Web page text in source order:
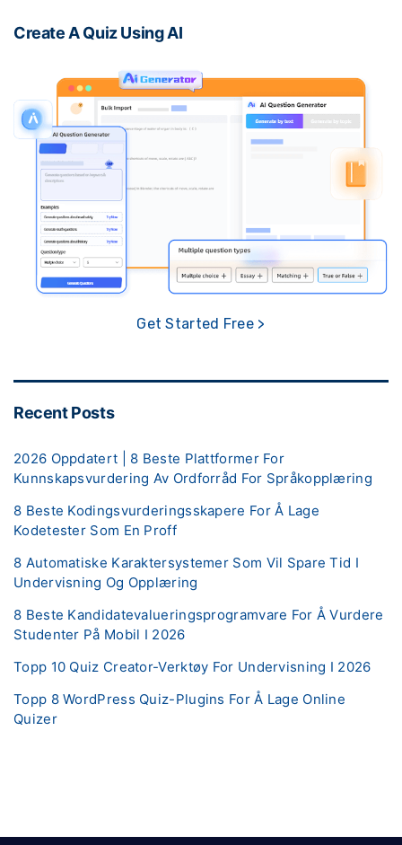
Create A Quiz Using AI
Get Started Free >
Recent Posts
2026 Oppdatert | 8 Beste Plattformer For
Kunnskapsvurdering Av Ordforråd For Språkopplæring
8 Beste Kodingsvurderingsskapere For Å Lage
Kodetester Som En Proff
8 Automatiske Karaktersystemer Som Vil Spare Tid I
Undervisning Og Opplæring
8 Beste Kandidatevalueringsprogramvare For Å Vurdere
Studenter På Mobil I 2026
Topp 10 Quiz Creator-Verktøy For Undervisning I 2026
Topp 8 WordPress Quiz-Plugins For Å Lage Online
Quizer